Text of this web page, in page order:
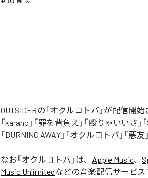
OUTSIDERの「オクルコトバ」が配信開
「karano」「罪を背負え」「殴りゃいいさ」
「BURNING AWAY」「オクルコトバ」「悪
なお「オクルコトバ 」は、 Apple Music、
Music Unlimitedなどの音楽配信サービス